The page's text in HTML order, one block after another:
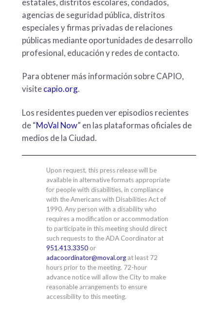
estatales, distritos escolares, condados,
agencias de seguridad pública, distritos
especiales y firmas privadas de relaciones
públicas mediante oportunidades de desarrollo
profesional, educación y redes de contacto.
Para obtener más información sobre CAPIO,
visitecapio.org.
Los residentes pueden ver episodios recientes
de “MoVal Now” en las plataformas oficiales de
medios de la Ciudad.
Upon request, this press release will be
available in alternative formats appropriate
for people with disabilities, in compliance
with the Americans with Disabilities Act of
1990. Any person with a disability who
requires a modification or accommodation
to participate in this meeting should direct
such requests to the ADA Coordinator at
951.413.3350 or
adacoordinator@moval.org at least 72
hours prior to the meeting. 72-hour
advance notice will allow the City to make
reasonable arrangements to ensure
accessibility to this meeting.